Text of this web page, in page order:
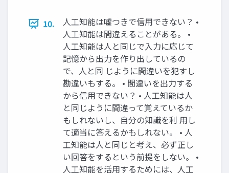
10.
人工知能は嘘つきで信用できない？ •
人工知能は間違えることがある。 •
人工知能は人と同じで入力に応じて
記憶から出力を作り出しているの
で、人と同 じように間違いを犯すし
勘違いもする。 • 間違いを出力する
から信用できない？ • 人工知能は人
と同じように間違って覚えているか
もしれないし、自分の知識を利 用し
て適当に答えるかもしれない。 • 人
工知能は人と同じと考え、必ず正し
い回答をするという前提をしない。 •
人工知能を活用するためには、人工